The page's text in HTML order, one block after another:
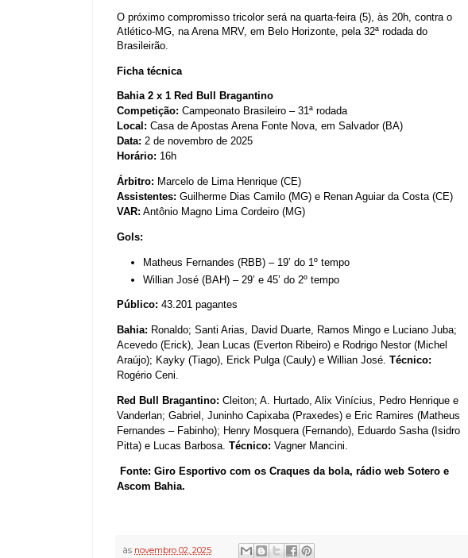
O próximo compromisso tricolor será na quarta-feira (5), às 20h, contra o
Atlético-MG, na Arena MRV, em Belo Horizonte, pela 32ª rodada do
Brasileirão.
Ficha técnica
Bahia 2 x 1 Red Bull Bragantino
Competição: Campeonato Brasileiro – 31ª rodada
Local: Casa de Apostas Arena Fonte Nova, em Salvador (BA)
Data: 2 de novembro de 2025
Horário: 16h
Árbitro: Marcelo de Lima Henrique (CE)
Assistentes: Guilherme Dias Camilo (MG) e Renan Aguiar da Costa (CE)
VAR: Antônio Magno Lima Cordeiro (MG)
Gols:
Matheus Fernandes (RBB) – 19’ do 1º tempo
Willian José (BAH) – 29’ e 45’ do 2º tempo
Público: 43.201 pagantes
Bahia: Ronaldo; Santi Arias, David Duarte, Ramos Mingo e Luciano Juba;
Acevedo (Erick), Jean Lucas (Everton Ribeiro) e Rodrigo Nestor (Michel
Araújo); Kayky (Tiago), Erick Pulga (Cauly) e Willian José. Técnico:
Rogério Ceni.
Red Bull Bragantino: Cleiton; A. Hurtado, Alix Vinícius, Pedro Henrique e
Vanderlan; Gabriel, Juninho Capixaba (Praxedes) e Eric Ramires (Matheus
Fernandes – Fabinho); Henry Mosquera (Fernando), Eduardo Sasha (Isidro
Pitta) e Lucas Barbosa. Técnico: Vagner Mancini.
Fonte: Giro Esportivo com os Craques da bola, rádio web Sotero e
Ascom Bahia.
às novembro 02, 2025